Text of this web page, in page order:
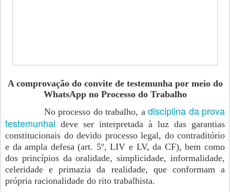
A comprovação do convite de testemunha por meio do
WhatsApp no Processo do Trabalho
No processo do trabalho, adisciplina da prova
testemunhal deve ser interpretada à luz das garantias
constitucionais do devido processo legal, do contraditório
e da ampla defesa (art. 5º, LIV e LV, da CF), bem como
dos princípios da oralidade, simplicidade, informalidade,
celeridade e primazia da realidade, que conformam a
própria racionalidade do rito trabalhista.